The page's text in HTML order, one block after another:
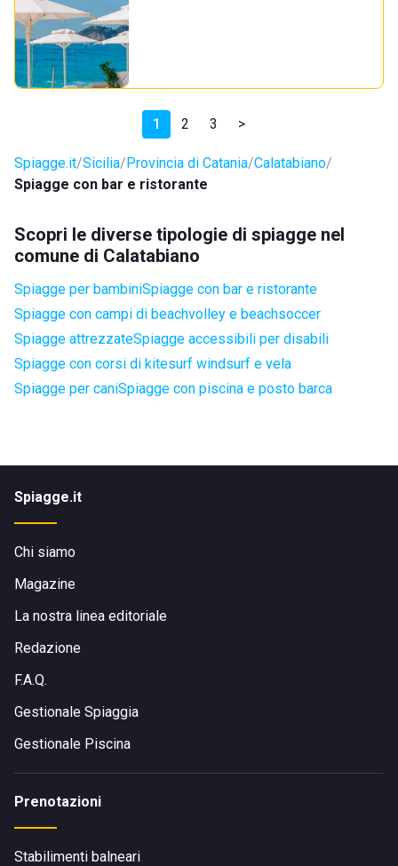
1 2 3 >
Spiagge.it Sicilia Provincia di Catania Calatabiano
Spiagge con bar e ristorante
Scopri le diverse tipologie di spiagge nel
comune di Calatabiano
Spiagge per bambiniSpiagge con bar e ristorante
Spiagge con campi di beachvolley e beachsoccer
Spiagge attrezzateSpiagge accessibili per disabili
Spiagge con corsi di kitesurf windsurf e vela
Spiagge per caniSpiagge con piscina e posto barca
Spiagge.it
Chi siamo
Magazine
La nostra linea editoriale
Redazione
F.A.Q.
Gestionale Spiaggia
Gestionale Piscina
Prenotazioni
Stabilimenti balneari